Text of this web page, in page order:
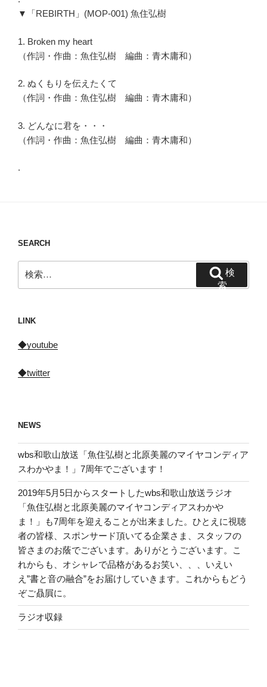
▼「REBIRTH」(MOP-001) 魚住弘樹
1. Broken my heart
（作詞・作曲：魚住弘樹 編曲：青木庸和）
2. ぬくもりを伝えたくて
（作詞・作曲：魚住弘樹 編曲：青木庸和）
3. どんなに君を・・・
（作詞・作曲：魚住弘樹 編曲：青木庸和）
.
SEARCH
索:
索
LINK
◆youtube
◆twitter
NEWS
wbs和歌山放送「魚住弘樹と北原美麗のマイヤコンディア
スわかやま！」7周年でございます！
2019年5月5日からスタートしたwbs和歌山放送ラジオ
「魚住弘樹と北原美麗のマイヤコンディアスわかや
ま！」も7周年を迎えることが出来ました。ひとえに視聴
者の皆様、スポンサード頂いてる企業さま、スタッフの
皆さまのお蔭でございます。ありがとうございます。こ
れからも、オシャレで品格があるお笑い、、、いえい
え”書と音の融合”をお届けしていきます。これからもどう
ぞご贔屓に。
ラジオ収録